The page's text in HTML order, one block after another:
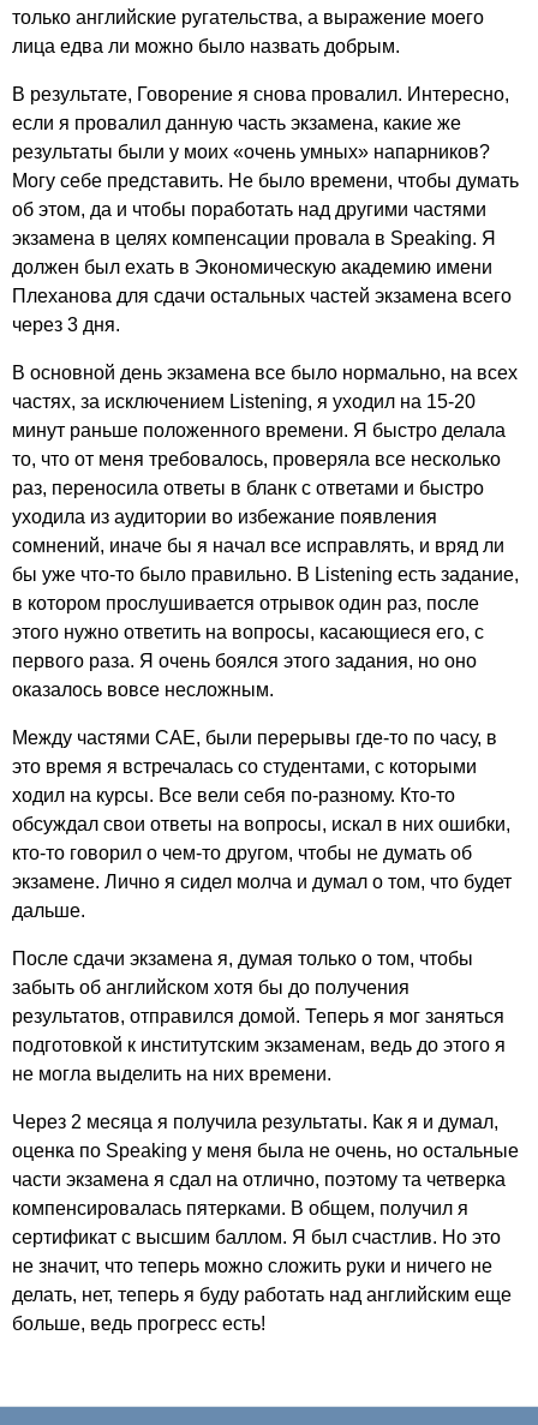
только английские ругательства, а выражение моего
лица едва ли можно было назвать добрым.
В результате, Говорение я снова провалил. Интересно,
если я провалил данную часть экзамена, какие же
результаты были у моих «очень умных» напарников?
Могу себе представить. Не было времени, чтобы думать
об этом, да и чтобы поработать над другими частями
экзамена в целях компенсации провала в Speaking. Я
должен был ехать в Экономическую академию имени
Плеханова для сдачи остальных частей экзамена всего
через 3 дня.
В основной день экзамена все было нормально, на всех
частях, за исключением Listening, я уходил на 15-20
минут раньше положенного времени. Я быстро делала
то, что от меня требовалось, проверяла все несколько
раз, переносила ответы в бланк с ответами и быстро
уходила из аудитории во избежание появления
сомнений, иначе бы я начал все исправлять, и вряд ли
бы уже что-то было правильно. В Listening есть задание,
в котором прослушивается отрывок один раз, после
этого нужно ответить на вопросы, касающиеся его, с
первого раза. Я очень боялся этого задания, но оно
оказалось вовсе несложным.
Между частями CAE, были перерывы где-то по часу, в
это время я встречалась со студентами, с которыми
ходил на курсы. Все вели себя по-разному. Кто-то
обсуждал свои ответы на вопросы, искал в них ошибки,
кто-то говорил о чем-то другом, чтобы не думать об
экзамене. Лично я сидел молча и думал о том, что будет
дальше.
После сдачи экзамена я, думая только о том, чтобы
забыть об английском хотя бы до получения
результатов, отправился домой. Теперь я мог заняться
подготовкой к институтским экзаменам, ведь до этого я
не могла выделить на них времени.
Через 2 месяца я получила результаты. Как я и думал,
оценка по Speaking у меня была не очень, но остальные
части экзамена я сдал на отлично, поэтому та четверка
компенсировалась пятерками. В общем, получил я
сертификат с высшим баллом. Я был счастлив. Но это
не значит, что теперь можно сложить руки и ничего не
делать, нет, теперь я буду работать над английским еще
больше, ведь прогресс есть!